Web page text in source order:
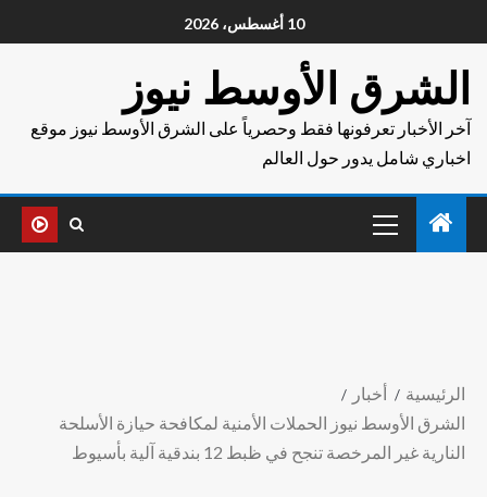
10 أغسطس، 2026
الشرق الأوسط نيوز
آخر الأخبار تعرفونها فقط وحصرياً على الشرق الأوسط نيوز موقع
اخباري شامل يدور حول العالم
الرئيسية
أخبار
الشرق الأوسط نيوز الحملات الأمنية لمكافحة حيازة الأسلحة
النارية غير المرخصة تنجح في ظبط 12 بندقية آلية بأسيوط